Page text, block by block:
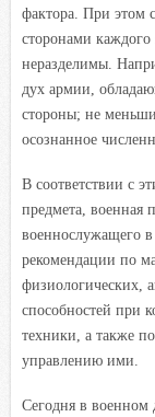
фактора. При этом
сторонами каждого
неразделимы.
дух армии,
стороны; не
осознанное
В соответствии с
предмета, военная
военнослужащего
рекомендации по
физиологических,
способностей при
техники, а также
управлению ими.
Сегодня в военном